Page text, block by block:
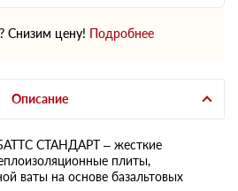
Снизим цену! Подробнее
Описание
СТАНДАРТ – жесткие
плиты,
ваты на основе базальтовых